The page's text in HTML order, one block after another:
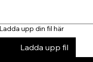
upp din fil här
Ladda upp fil